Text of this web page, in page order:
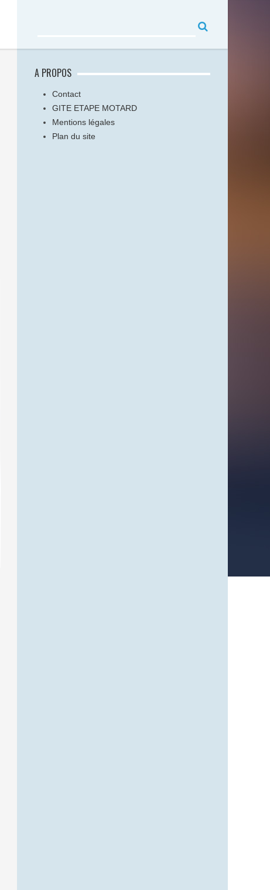
A PROPOS
Contact
GITE ETAPE MOTARD
Mentions légales
Plan du site